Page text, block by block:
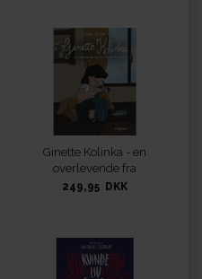
Ginette Kolinka - en
overlevende fra
Auschwitz-Birkenau
249,95 DKK